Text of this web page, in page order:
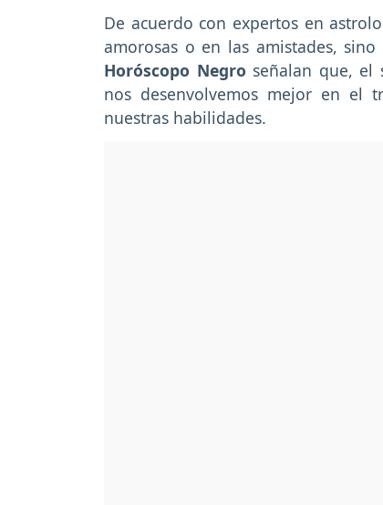
De acuerdo con expertos en
amorosas o en las amistades,
Horóscopo Negro señalan que, el
nos desenvolvemos mejor en el
nuestras habilidades.